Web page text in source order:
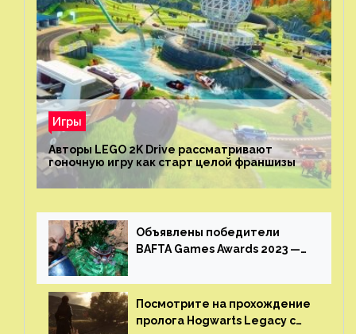
Игры
Авторы LEGO 2K Drive рассматривают
гоночную игру как старт целой франшизы
Объявлены победители
BAFTA Games Awards 2023 —
получила шесть наград
Посмотрите на прохождение
пролога Hogwarts Legacy с